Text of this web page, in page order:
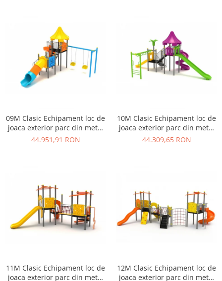
09M Clasic Echipament loc de
joaca exterior parc din metal
cu Scara 2 Tobogane 2
44.951,91 RON
10M Clasic Echipament loc de
joaca exterior parc din metal
cu Scara 3 Tobogane si
44.309,65 RON
11M Clasic Echipament loc de
joaca exterior parc din metal
12M Clasic Echipament loc de
joaca exterior parc din metal